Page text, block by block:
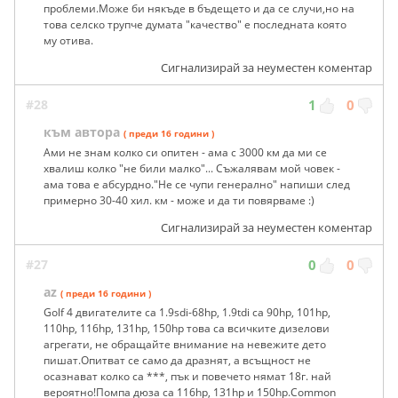
проблеми.Може би някъде в бъдещето и да се случи,но на
това селско трупче думата "качество" е последната която
му отива.
Сигнализирай за неуместен коментар
#28 1 0
към автора ( преди 16 години )
Ами не знам колко си опитен - ама с 3000 км да ми се
хвалиш колко "не били малко"... Съжалявам мой човек -
ама това е абсурдно."Не се чупи генерално" напиши след
примерно 30-40 хил. км - може и да ти повярваме :)
Сигнализирай за неуместен коментар
#27 0 0
az ( преди 16 години )
Golf 4 двигателите са 1.9sdi-68hp, 1.9tdi са 90hp, 101hp,
110hp, 116hp, 131hp, 150hp това са всичките дизелови
агрегати, не обращайте внимание на невежите дето
пишат.Опитват се само да дразнят, а всъщност не
осазнават колко са ***, пък и повечето нямат 18г. най
вероятно!Помпа дюза са 116hp, 131hp и 150hp.Common